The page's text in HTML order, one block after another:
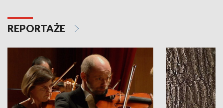
REPORTAŻE